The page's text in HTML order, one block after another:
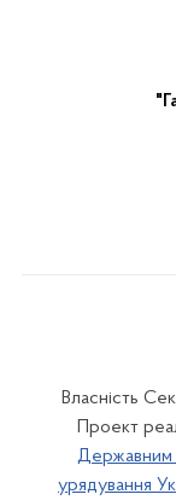
Власність
Проект
Державним
урядування